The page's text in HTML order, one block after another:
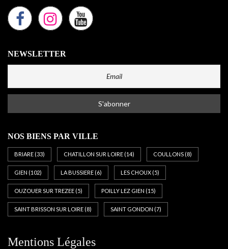
NEWSLETTER
NOS BIENS PAR VILLE
BRIARE (33) CHATILLON SUR LOIRE (14) COULLONS (8)
GIEN (102) LA BUSSIERE (6) LES CHOUX (5)
OUZOUER SUR TREZEE (5) POILLY LEZ GIEN (15)
SAINT BRISSON SUR LOIRE (8) SAINT GONDON (7)
Mentions Légales